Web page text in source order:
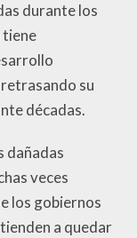
durante los
tiene
su
décadas.
dañadas
veces
los gobiernos
a quedar